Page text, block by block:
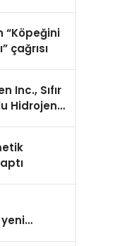
“Köpeğini
çağrısı
Inc., Sıfır
Hidrojen